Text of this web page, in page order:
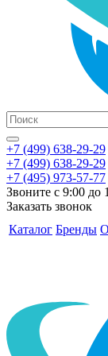
+7 (499) 638-29-29
+7 (499) 638-29-29
+7 (495) 973-57-77
Звоните с 9:00 до
Заказать звонок
Каталог Бренды